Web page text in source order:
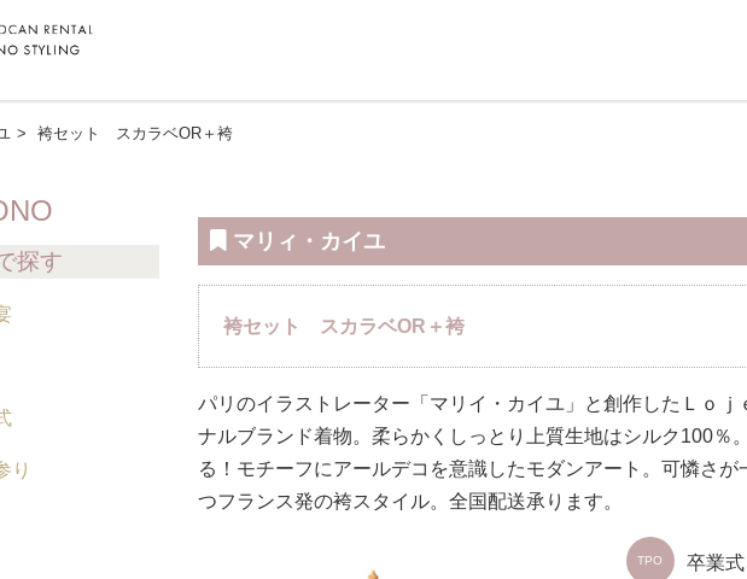
袴セット スカラベOR＋袴
マリィ・カイユ
袴セット スカラベOR＋袴
パリのイラストレーター「マリイ・カイユ」と創作したＬｏｊ
ナルブランド着物。柔らかくしっとり上質生地はシルク100％
る！モチーフにアールデコを意識したモダンアート。可憐さが
つフランス発の袴スタイル。全国配送承ります。
TPO 卒業式
探す
り